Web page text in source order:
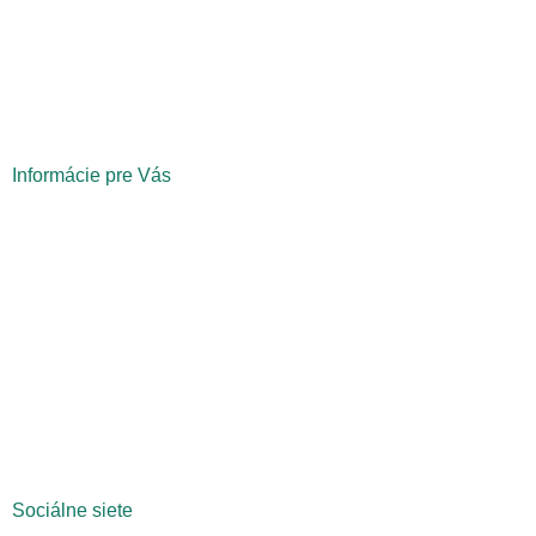
Informácie pre Vás
Sociálne siete